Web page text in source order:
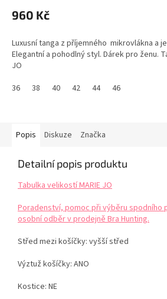
960 Kč
Luxusní tanga z příjemného mikrovlákna a
Elegantní a pohodlný styl. Dárek pro ženu.
JO
36
38 40 42 44 46
Popis Diskuze Značka
Detailní popis produktu
Tabulka velikostí MARIE JO
Poradenství, pomoc při výběru spodního
osobní odběr v prodejně Bra Hunting.
Střed mezi košíčky: vyšší střed
Výztuž košíčky: ANO
Kostice: NE